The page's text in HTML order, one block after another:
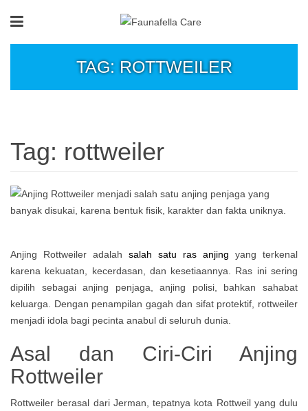
TAG: ROTTWEILER
Tag: rottweiler
Anjing Rottweiler adalah salah satu ras anjing yang terkenal
karena kekuatan, kecerdasan, dan kesetiaannya. Ras ini sering
dipilih sebagai anjing penjaga, anjing polisi, bahkan sahabat
keluarga. Dengan penampilan gagah dan sifat protektif, rottweiler
menjadi idola bagi pecinta anabul di seluruh dunia.
Asal dan Ciri-Ciri Anjing
Rottweiler
Rottweiler berasal dari Jerman, tepatnya kota Rottweil yang dulu